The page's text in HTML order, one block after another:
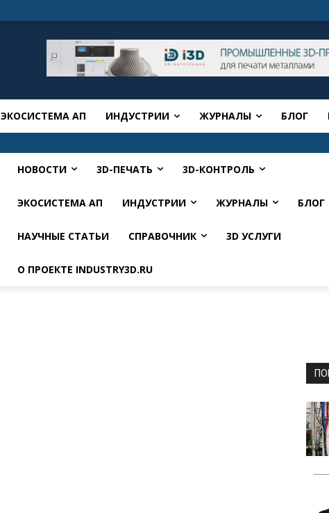
ЭКОСИСТЕМА АП ИНДУСТРИИ ЖУРНАЛЫ БЛОГ
НОВОСТИ 3D-ПЕЧАТЬ 3D-КОНТРОЛЬ
ЭКОСИСТЕМА АП ИНДУСТРИИ ЖУРНАЛЫ БЛОГ
НАУЧНЫЕ СТАТЬИ СПРАВОЧНИК 3D УСЛУГИ
О ПРОЕКТЕ INDUSTRY3D.RU